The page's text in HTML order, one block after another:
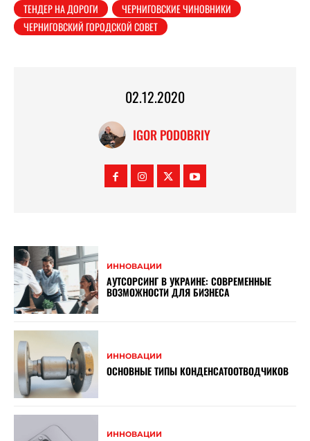
ТЕНДЕР НА ДОРОГИ
ЧЕРНИГОВСКИЕ ЧИНОВНИКИ
ЧЕРНИГОВСКИЙ ГОРОДСКОЙ СОВЕТ
02.12.2020
IGOR PODOBRIY
ИННОВАЦИИ
АУТСОРСИНГ В УКРАИНЕ: СОВРЕМЕННЫЕ
ВОЗМОЖНОСТИ ДЛЯ БИЗНЕСА
ИННОВАЦИИ
ОСНОВНЫЕ ТИПЫ КОНДЕНСАТООТВОДЧИКОВ
ИННОВАЦИИ